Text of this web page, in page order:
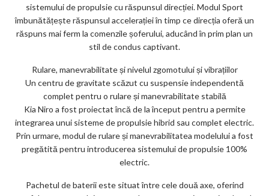
sistemului de propulsie cu răspunsul direcției. Modul Sport
îmbunătățește răspunsul accelerației în timp ce direcția oferă un
răspuns mai ferm la comenzile șoferului, aducând în prim plan un
stil de condus captivant.
Rulare, manevrabilitate și nivelul zgomotului și vibrațiilor
Un centru de gravitate scăzut cu suspensie independentă
complet pentru o rulare și manevrabilitate stabilă
Kia Niro a fost proiectat încă de la început pentru a permite
integrarea unui sisteme de propulsie hibrid sau complet electric.
Prin urmare, modul de rulare și manevrabilitatea modelului a fost
pregătită pentru introducerea sistemului de propulsie 100%
electric.
Pachetul de baterii este situat între cele două axe, oferind